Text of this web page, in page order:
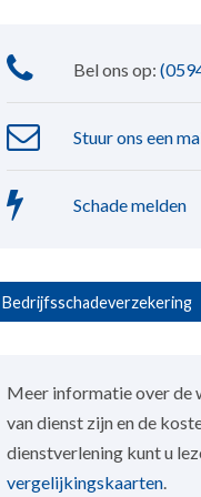
Bel ons op:
Stuur ons een
Schade melden
Bedrijfsschadeverzekering
Meer informatie over de
van dienst zijn en de
dienstverlening kunt u
vergelijkingskaarten.